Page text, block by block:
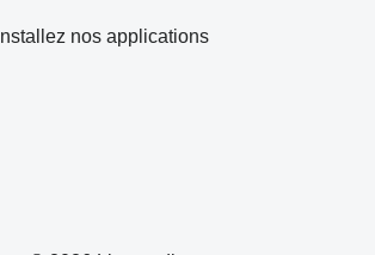
Installez nos applications